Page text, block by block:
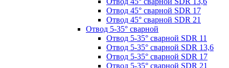
Отвод 45° сварной SDR 17
Отвод 45° сварной SDR 21
Отвод 5-35° сварной
Отвод 5-35° сварной SDR 11
Отвод 5-35° сварной SDR 13,6
Отвод 5-35° сварной SDR 17
Отвод 5-35° сварной SDR 21